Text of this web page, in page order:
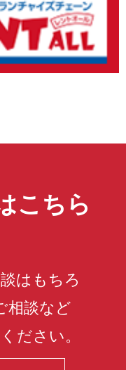
こちら
はもちろ
相談など
ださい。